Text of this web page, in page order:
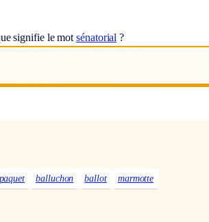
signifie le motsénatorial ?
paquet balluchon ballot marmotte